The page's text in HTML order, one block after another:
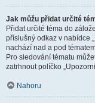
Jak můžu přidat určité
Přidat určité téma do
příslušný odkaz v nabídce
nachází nad a pod
Pro sledování tématu
zatrhnout políčko
Nahoru